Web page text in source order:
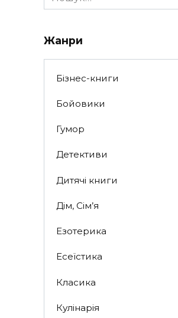
for:
Жанри
Бізнес-книги
Бойовики
Гумор
Детективи
Дитячі книги
Дім, Сім’я
Езотерика
Есеїстика
Класика
Кулінарія